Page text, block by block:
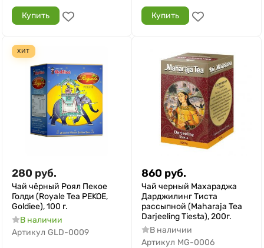
Купить Купить
ХИТ
280 руб.
Чай чёрный Роял Пекое
Голди (Royale Tea PEKOE,
Goldiee), 100 г.
В наличии
Артикул GLD-0009
860 руб.
Чай черный Махараджа
Дарджилинг Тиста
рассыпной (Maharaja Tea
Darjeeling Tiesta), 200г.
В наличии
Артикул MG-0006